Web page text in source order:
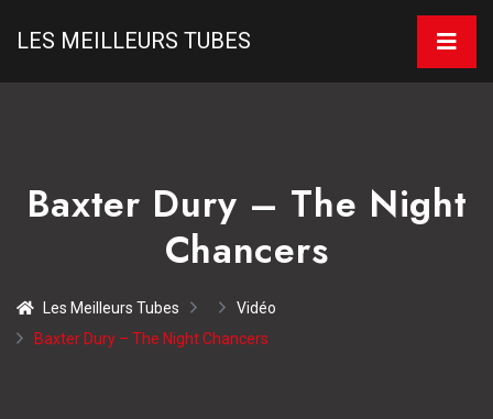
LES MEILLEURS TUBES
Baxter Dury – The Night
Chancers
Les Meilleurs Tubes
Vidéo
Baxter Dury – The Night Chancers